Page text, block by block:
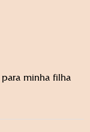
minha filha